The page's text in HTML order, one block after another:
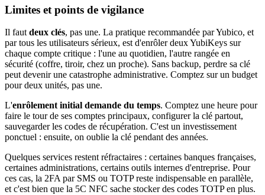
Limites et points de vigilance
Il fautdeux clés, pas une. La pratique recommandée par Yubico, et
par tous les utilisateurs sérieux, est d'enrôler deux YubiKeys sur
chaque compte critique : l'une au quotidien, l'autre rangée en
sécurité (coffre, tiroir, chez un proche). Sans backup, perdre sa clé
peut devenir une catastrophe administrative. Comptez sur un budget
pour deux unités, pas une.
L'enrôlement initial demande du temps. Comptez une heure pour
faire le tour de ses comptes principaux, configurer la clé partout,
sauvegarder les codes de récupération. C'est un investissement
ponctuel : ensuite, on oublie la clé pendant des années.
Quelques services restent réfractaires : certaines banques françaises,
certaines administrations, certains outils internes d'entreprise. Pour
ces cas, la 2FA par SMS ou TOTP reste indispensable en parallèle,
et c'est bien que la 5C NFC sache stocker des codes TOTP en plus.